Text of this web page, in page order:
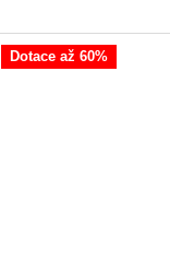
Dotace až 60%